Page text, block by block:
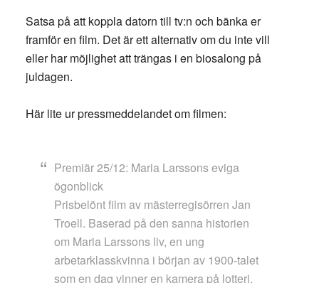
Satsa på att koppla datorn till tv:n och bänka er
framför en film. Det är ett alternativ om du inte vill
eller har möjlighet att trängas i en biosalong på
juldagen.
Här lite ur pressmeddelandet om filmen:
Premiär 25/12: Maria Larssons eviga
ögonblick
Prisbelönt film av mästerregisörren Jan
Troell. Baserad på den sanna historien
om Maria Larssons liv, en ung
arbetarklasskvinna i början av 1900-talet
som en dag vinner en kamera på lotteri.